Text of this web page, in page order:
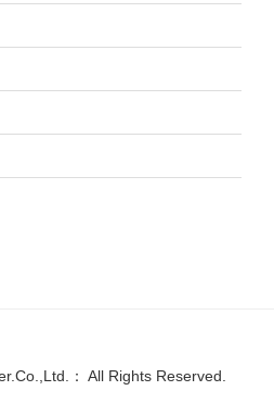
： All Rights Reserved.